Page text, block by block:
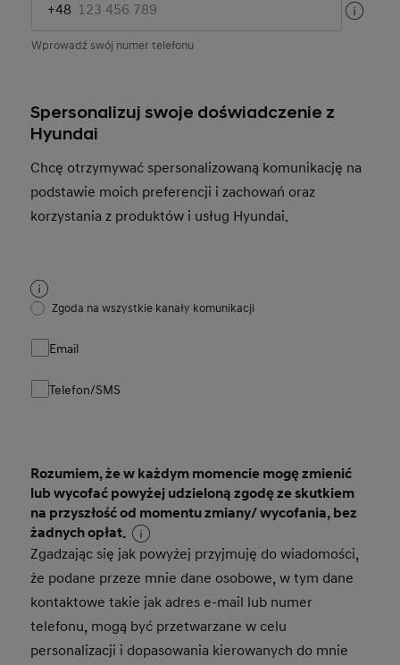
+48
Wprowadź swój numer telefonu
Spersonalizuj swoje doświadczenie z
Hyundai
Chcę otrzymywać spersonalizowaną komunikację na
podstawie moich preferencji i zachowań oraz
korzystania z produktów i usług Hyundai.
Zgoda na wszystkie kanały komunikacji
Email
Telefon/SMS
Rozumiem, że w każdym momencie mogę zmienić
lub wycofać powyżej udzieloną zgodę ze skutkiem
na przyszłość od momentu zmiany/ wycofania, bez
żadnych opłat.
Zgadzając się jak powyżej przyjmuję do wiadomości,
że podane przeze mnie dane osobowe, w tym dane
kontaktowe takie jak adres e-mail lub numer
telefonu, mogą być przetwarzane w celu
personalizacji i dopasowania kierowanych do mnie